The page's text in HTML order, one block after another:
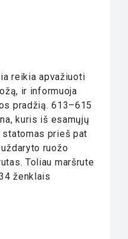
reikia apvažiuoti
ir informuoja
pradžią. 613–615
kuris iš esamųjų
prieš pat
ruožo
Toliau maršrute
ženklais